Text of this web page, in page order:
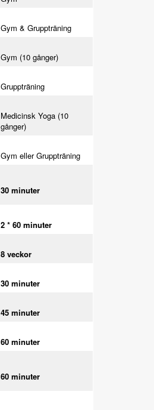
Gym & Gruppträning
Gym (10 gånger)
Gruppträning
Medicinsk Yoga (10
gånger)
Gym eller Gruppträning
30 minuter
2 * 60 minuter
8 veckor
30 minuter
45 minuter
60 minuter
60 minuter